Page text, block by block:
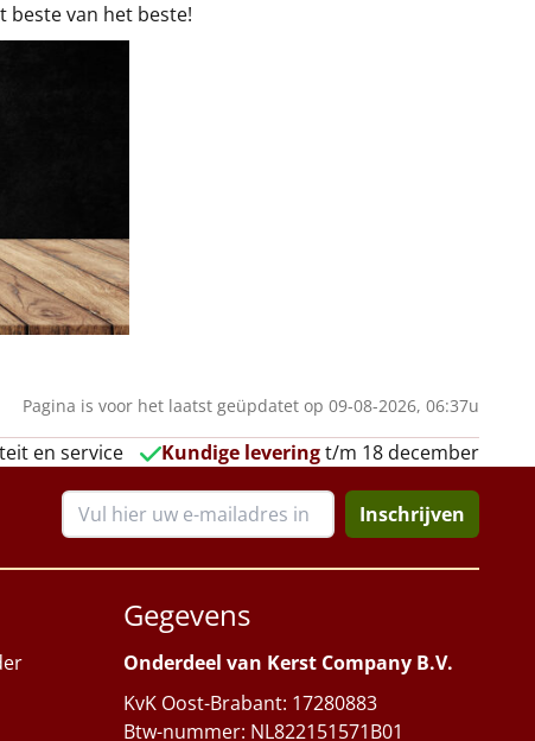
beste van het beste!
Pagina is voor het laatst geüpdatet op 09-08-2026, 06:37u
en service Kundige leveringt/m 18 december
Inschrijven
Gegevens
Onderdeel van Kerst Company B.V.
KvK Oost-Brabant: 17280883
Btw-nummer: NL822151571B01